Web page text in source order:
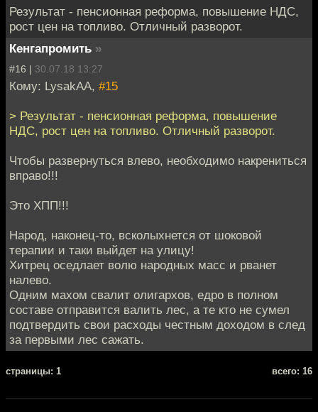
Результат - пенсионная реформа, повышение НДС,
рост цен на топливо. Отличный разворот.
Кенгапромить »
#16 | 30.07.18 13:27
Кому: LysakAA, #15
> Результат - пенсионная реформа, повышение
НДС, рост цен на топливо. Отличный разворот.
Чтобы развернуться влево, необходимо накрениться
вправо!!!
Это ХПП!!!
Народ, наконец-то, всколыхнется от шоковой
терапии и таки выйдет на улицу!
Хитрец оседлает волю народных масс и рванет
налево.
Одним махом свалит олигархов, едро в полном
составе отправится валить лес, а те кто не сумел
подтвердить свои расходы честным доходом в след
за первыми лес сажать.
cтраницы: 1 всего: 16